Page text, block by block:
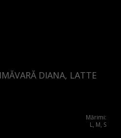
DIANA, LATTE
Mărimi:
L, M, S